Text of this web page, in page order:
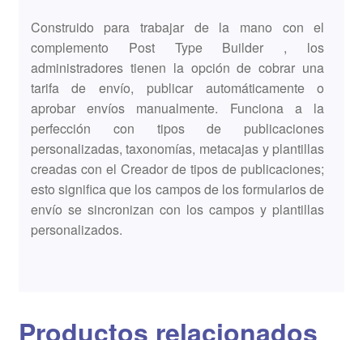
Construido para trabajar de la mano con el
complemento Post Type Builder , los
administradores tienen la opción de cobrar una
tarifa de envío, publicar automáticamente o
aprobar envíos manualmente. Funciona a la
perfección con tipos de publicaciones
personalizadas, taxonomías, metacajas y plantillas
creadas con el Creador de tipos de publicaciones;
esto significa que los campos de los formularios de
envío se sincronizan con los campos y plantillas
personalizados.
Productos relacionados